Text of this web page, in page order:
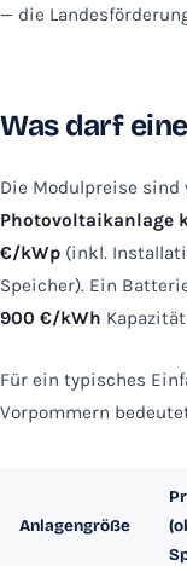
— die
Was darf
Die Modulpreise sind
Photovoltaikanlage
€/kWp (inkl.
Speicher). Ein
900 €/kWh
Für ein typisches
Vorpommern
Anlagengröße